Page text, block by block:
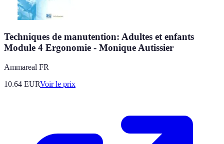
Techniques de manutention: Adultes et enfants
Module 4 Ergonomie - Monique Autissier
Ammareal FR
10.64 EURVoir le prix